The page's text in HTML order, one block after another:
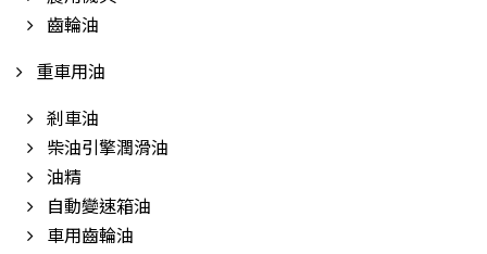
齒輪油
重車用油
剎車油
柴油引擎潤滑油
油精
自動變速箱油
車用齒輪油